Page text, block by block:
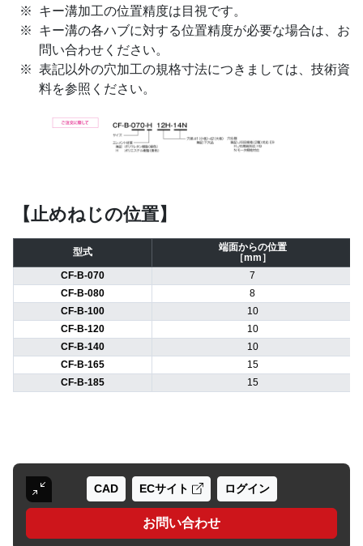
キー溝加工の位置精度は目視です。
キー溝の各ハブに対する位置精度が必要な場合は、お
問い合わせください。
表記以外の穴加工の規格寸法につきましては、技術資
料を参照ください。
【止めねじの位置】
型式
端面からの位置
［mm］
CF-B-070
7
CF-B-080
8
CF-B-100
10
CF-B-120
10
CF-B-140
10
CF-B-165
15
CF-B-185
15
CAD ECサイト ログイン
お問い合わせ